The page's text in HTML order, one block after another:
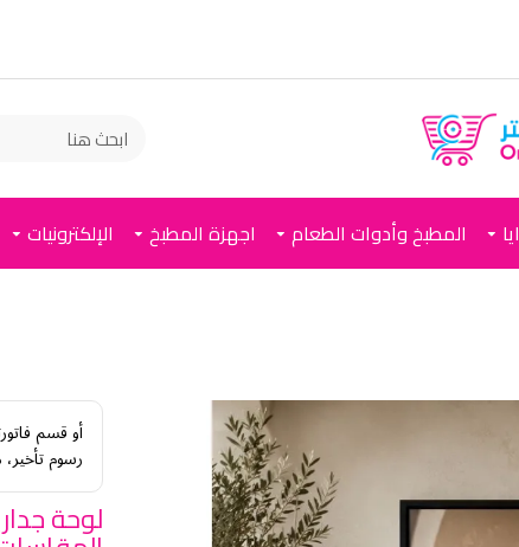
المطبخ وأدوات الطعام اجهزة المطبخ الإلكترونيات
أو قسم
رسوم
لوحة